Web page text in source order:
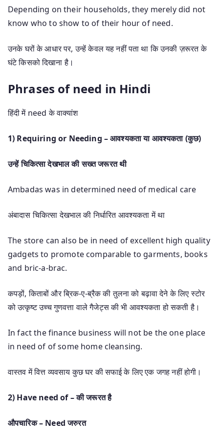
Depending on their households, they merely did not
know who to show to of their hour of need.
उनके घरों के आधार पर, उन्हें केवल यह नहीं पता था कि उनकी ज़रूरत के
घंटे किसको दिखाना है।
Phrases of need in Hindi
हिंदी में need के वाक्यांश
1) Requiring or Needing – आवश्यकता या आवश्यकता (कुछ)
उन्हें चिकित्सा देखभाल की सख्त जरूरत थी
Ambadas was in determined need of medical care
अंबादास चिकित्सा देखभाल की निर्धारित आवश्यकता में था
The store can also be in need of excellent high quality
gadgets to promote comparable to garments, books
and bric-a-brac.
कपड़ों, किताबों और ब्रिक-ए-ब्रैक की तुलना को बढ़ावा देने के लिए स्टोर
को उत्कृष्ट उच्च गुणवत्ता वाले गैजेट्स की भी आवश्यकता हो सकती है।
In fact the finance business will not be the one place
in need of of some home cleansing.
वास्तव में वित्त व्यवसाय कुछ घर की सफाई के लिए एक जगह नहीं होगी।
2) Have need of – की जरूरत है
औपचारिक – Need जरुरत